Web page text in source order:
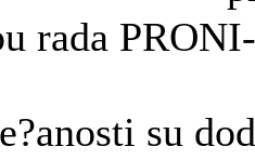
rada
su